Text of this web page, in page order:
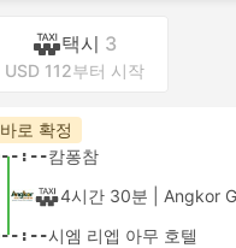
택시 3
USD 112부터 시작
바로 확정
--:--캄퐁참
4시간 30분 | Angkor
--:--시엠 리엡 아무 호텔